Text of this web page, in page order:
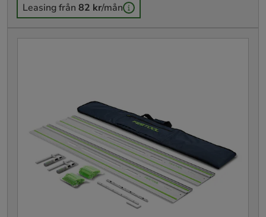
Leasing från 82 kr/mån